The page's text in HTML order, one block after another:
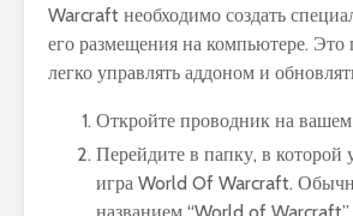
Warcraft необходимо создать
его размещения на компьютере. Это
легко управлять аддоном и
Откройте проводник на
Перейдите в папку, в которой
игра World Of Warcraft.